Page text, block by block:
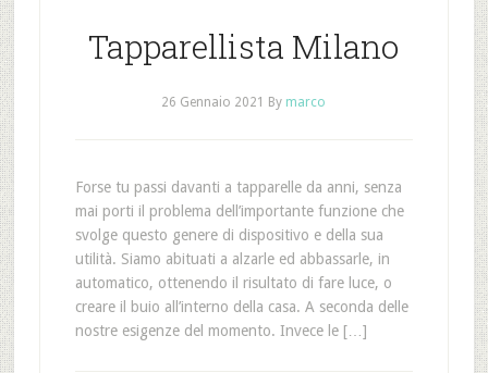
Tapparellista Milano
26 Gennaio 2021 By marco
Forse tu passi davanti a tapparelle da anni, senza
mai porti il problema dell’importante funzione che
svolge questo genere di dispositivo e della sua
utilità. Siamo abituati a alzarle ed abbassarle, in
automatico, ottenendo il risultato di fare luce, o
creare il buio all’interno della casa. A seconda delle
nostre esigenze del momento. Invece le […]